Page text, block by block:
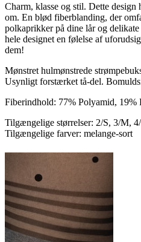
Charm, klasse og stil. Dette
om. En blød fiberblanding, der
polkaprikker på dine lår og
hele designet en følelse af
dem!
Mønstret hulmønstrede
Usynligt forstærket tå-del.
Fiberindhold: 77% Polyamid, 19%
Tilgængelige størrelser: 2/S, 3/M,
Tilgængelige farver: melange-sort